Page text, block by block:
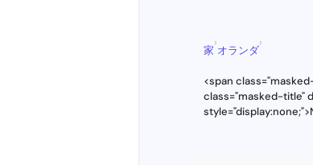
家
›
オランダ
›
<span
class="masked-title"